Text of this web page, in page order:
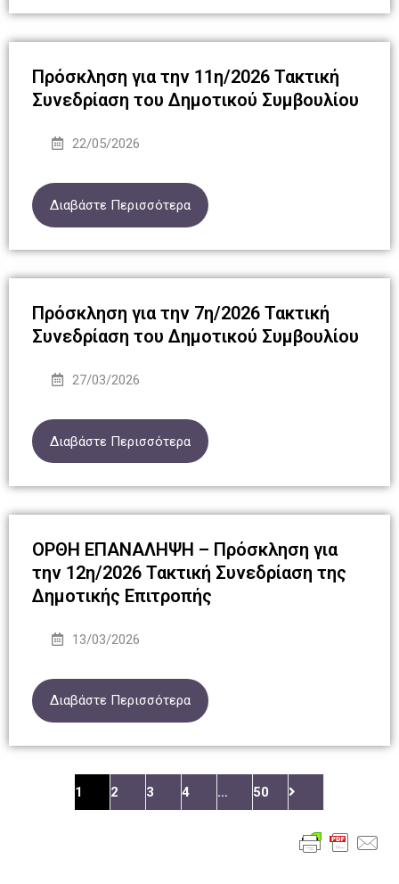
Πρόσκληση για την 11η/2026 Τακτική
Συνεδρίαση του Δημοτικού Συμβουλίου
22/05/2026
Διαβάστε Περισσότερα
Πρόσκληση για την 7η/2026 Τακτική
Συνεδρίαση του Δημοτικού Συμβουλίου
27/03/2026
Διαβάστε Περισσότερα
ΟΡΘΗ ΕΠΑΝΑΛΗΨΗ – Πρόσκληση για
την 12η/2026 Τακτική Συνεδρίαση της
Δημοτικής Επιτροπής
13/03/2026
Διαβάστε Περισσότερα
1 2 3 4 … 50